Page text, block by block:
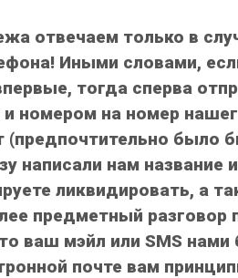
отвечаем только в
Иными словами,
тогда сперва
номером на номер
(предпочтительно
написали нам название
ликвидировать, а
предметный разговор
ваш мэйл или SMS
почте вам